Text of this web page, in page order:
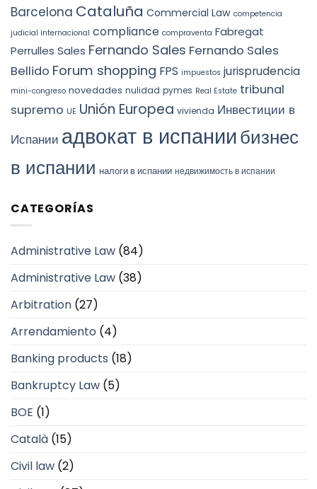
Barcelona Cataluña Commercial Law competencia
judicial internacional compliance compraventa Fabregat
Perrulles Sales Fernando Sales Fernando Sales
Bellido Forum shopping FPS impuestos jurisprudencia
mini-congreso novedades nulidad pymes Real Estate tribunal
supremo UE Unión Europea vivienda Инвестиции в
Испании адвокат в испаниибизнес
в испании налоги в испании недвижимость в испании
CATEGORÍAS
Administrative Law (84)
Administrative Law (38)
Arbitration (27)
Arrendamiento (4)
Banking products (18)
Bankruptcy Law (5)
BOE (1)
Català (15)
Civil law (2)